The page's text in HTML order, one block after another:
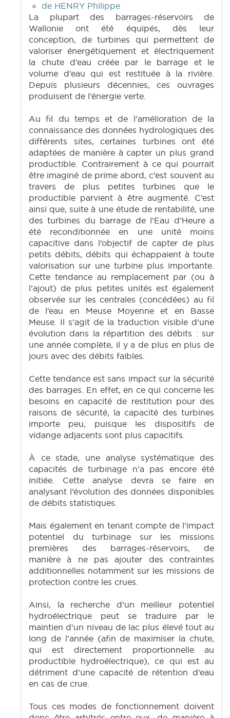
de HENRY Philippe
La plupart des barrages-réservoirs de
Wallonie ont été équipés, dès leur
conception, de turbines qui permettent de
valoriser énergétiquement et électriquement
la chute d’eau créée par le barrage et le
volume d’eau qui est restituée à la rivière.
Depuis plusieurs décennies, ces ouvrages
produisent de l’énergie verte.
Au fil du temps et de l’amélioration de la
connaissance des données hydrologiques des
différents sites, certaines turbines ont été
adaptées de manière à capter un plus grand
productible. Contrairement à ce qui pourrait
être imaginé de prime abord, c’est souvent au
travers de plus petites turbines que le
productible parvient à être augmenté. C’est
ainsi que, suite à une étude de rentabilité, une
des turbines du barrage de l’Eau d’Heure a
été reconditionnée en une unité moins
capacitive dans l’objectif de capter de plus
petits débits, débits qui échappaient à toute
valorisation sur une turbine plus importante.
Cette tendance au remplacement par (ou à
l’ajout) de plus petites unités est également
observée sur les centrales (concédées) au fil
de l’eau en Meuse Moyenne et en Basse
Meuse. Il s’agit de la traduction visible d’une
évolution dans la répartition des débits : sur
une année complète, il y a de plus en plus de
jours avec des débits faibles.
Cette tendance est sans impact sur la sécurité
des barrages. En effet, en ce qui concerne les
besoins en capacité de restitution pour des
raisons de sécurité, la capacité des turbines
importe peu, puisque les dispositifs de
vidange adjacents sont plus capacitifs.
À ce stade, une analyse systématique des
capacités de turbinage n’a pas encore été
initiée. Cette analyse devra se faire en
analysant l’évolution des données disponibles
de débits statistiques.
Mais également en tenant compte de l’impact
potentiel du turbinage sur les missions
premières des barrages-réservoirs, de
manière à ne pas ajouter des contraintes
additionnelles notamment sur les missions de
protection contre les crues.
Ainsi, la recherche d’un meilleur potentiel
hydroélectrique peut se traduire par le
maintien d’un niveau de lac plus élevé tout au
long de l’année (afin de maximiser la chute,
qui est directement proportionnelle au
productible hydroélectrique), ce qui est au
détriment d’une capacité de rétention d’eau
en cas de crue.
Tous ces modes de fonctionnement doivent